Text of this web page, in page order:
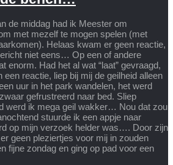
de middag had ik Meester om
met mezelf te mogen spelen (met
Helaas kwam er geen reactie,
niet eens… Op een of andere
enorm. Had het al wat “laat” gevraagd,
een reactie, liep bij mij de geilheid alleen
uur in het park wandelen, het werd
gefrustreerd naar bed. Sliep
werd ik mega geil wakker… Nou dat zou
stuurde ik een appje naar
op mijn verzoek helder was…. Door zijn
geen pleziertjes voor mij in zouden
fijne zondag en ging op pad voor een